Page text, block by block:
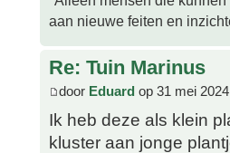
aan nieuwe feiten en
Re: Tuin Marinus
door Eduard op 31 mei
Ik heb deze als klein
kluster aan jonge